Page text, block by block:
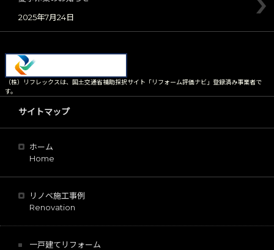
2025年7月24日
（株）リフレックスは、国土交通省補助採択サイト「リフォーム評価ナビ」登録済み事業者で
す。
サイトマップ
ホーム
Home
リノベ施工事例
Renovation
一戸建てリフォーム